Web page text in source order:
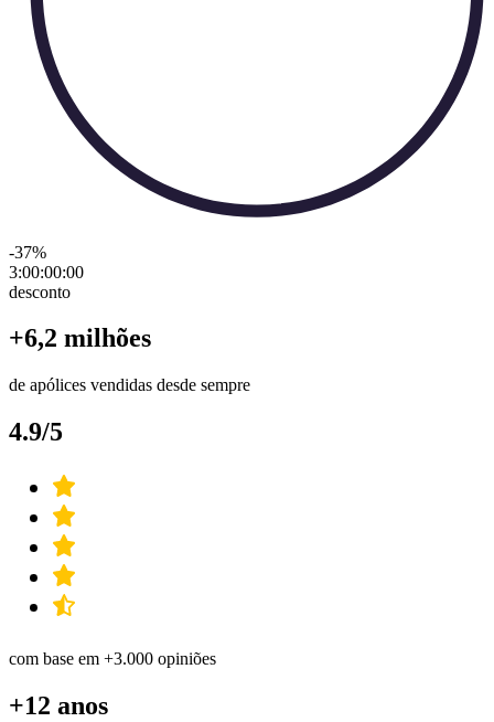
-37%
3:00:00:00
desconto
+6,2 milhões
de apólices vendidas desde sempre
4.9/5
com base em +3.000 opiniões
+12 anos